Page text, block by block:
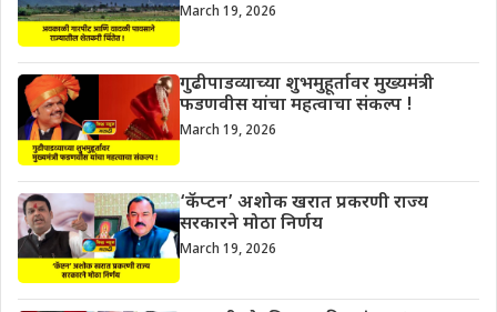
March 19, 2026
गुढीपाडव्याच्या शुभमुहूर्तावर मुख्यमंत्री
फडणवीस यांचा महत्वाचा संकल्प !
March 19, 2026
‘कॅप्टन’ अशोक खरात प्रकरणी राज्य
सरकारने मोठा निर्णय
March 19, 2026